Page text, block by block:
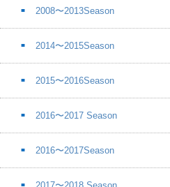
2008〜2013Season
2014〜2015Season
2015〜2016Season
2016〜2017 Season
2016〜2017Season